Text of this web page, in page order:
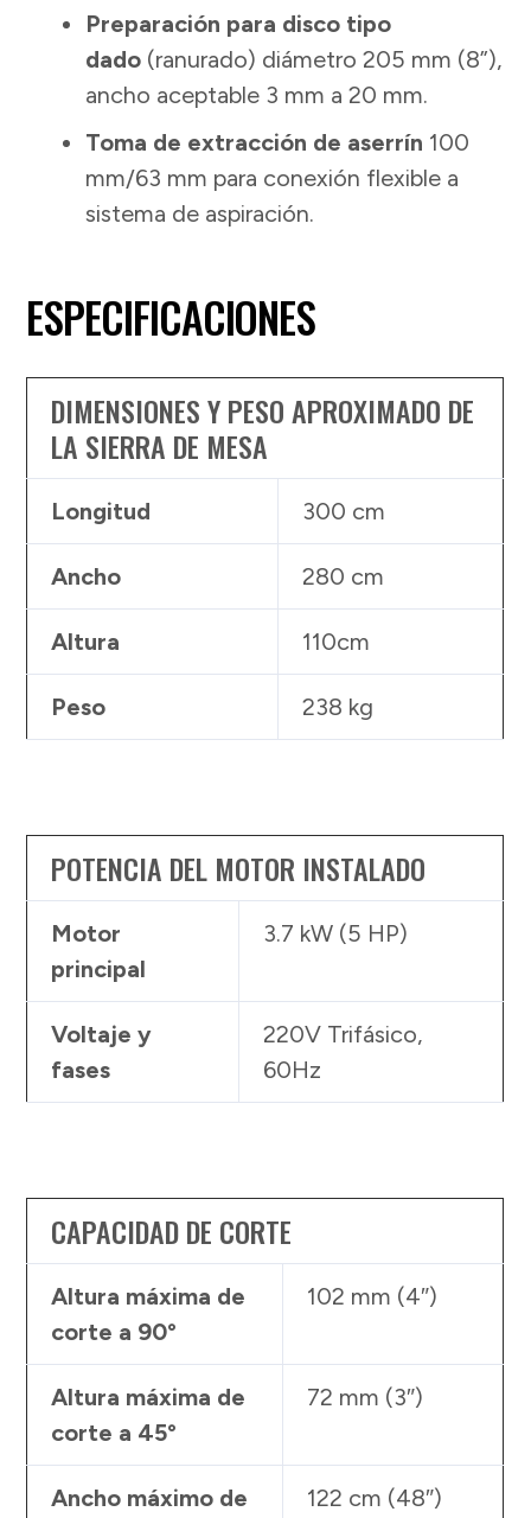
Preparación para disco tipo
dado (ranurado) diámetro 205 mm (8”),
ancho aceptable 3 mm a 20 mm.
Toma de extracción de aserrín 100
mm/63 mm para conexión flexible a
sistema de aspiración.
ESPECIFICACIONES
DIMENSIONES Y PESO APROXIMADO DE
LA SIERRA DE MESA
Longitud 300 cm
Ancho 280 cm
Altura 110cm
Peso 238 kg
POTENCIA DEL MOTOR INSTALADO
Motor
principal
3.7 kW (5 HP)
Voltaje y
fases
220V Trifásico,
60Hz
CAPACIDAD DE CORTE
Altura máxima de
corte a 90°
102 mm (4″)
Altura máxima de
corte a 45°
72 mm (3″)
Ancho máximo de
122 cm (48″)